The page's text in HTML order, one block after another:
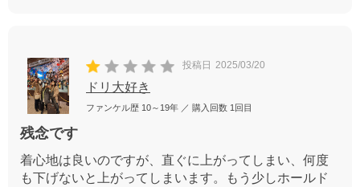
投稿日 2025/03/20
ドリ大好き
ファンケル歴 10～19年 ／ 購入回数 1回目
残念です
着心地は良いのですが、直ぐに上がってしまい、何度
も下げないと上がってしまいます。もう少しホールド